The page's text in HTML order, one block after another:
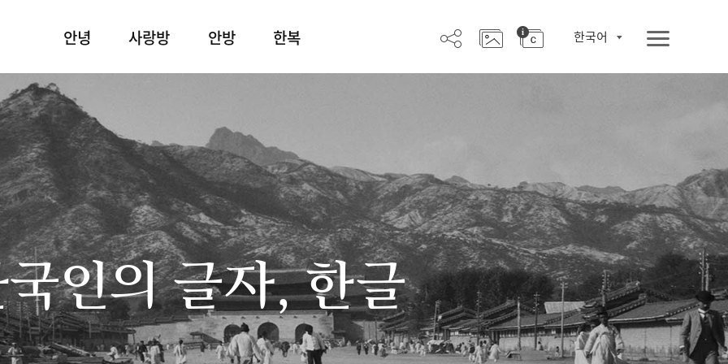
안녕 사랑방 안방 한복 한국어
인의 글자, 한글